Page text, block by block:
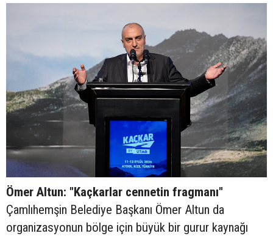
Ömer Altun: "Kaçkarlar cennetin fragmanı"
Çamlıhemşin Belediye Başkanı Ömer Altun da
organizasyonun bölge için büyük bir gurur kaynağı